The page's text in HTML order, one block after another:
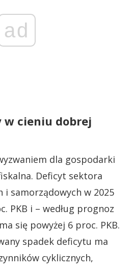
ad
cieniu dobrej
dla gospodarki
Deficyt sektora
samorządowych w 2025
PKB i – według prognoz
się powyżej 6 proc. PKB.
spadek deficytu ma
cyklicznych,